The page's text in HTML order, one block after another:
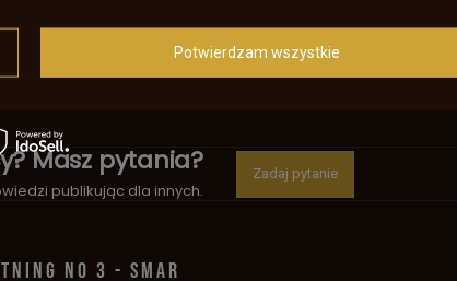
Masz pytania?
publikując dla innych.
Zadaj pytanie
NO 3 - SMAR
Potwierdzam wszystkie